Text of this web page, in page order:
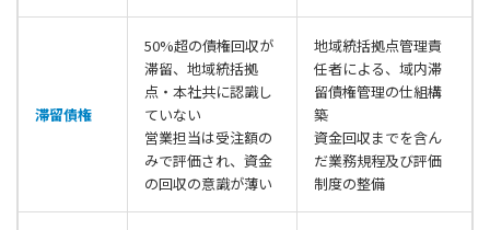
滞留債権
50%超の債権回収が
滞留、地域統括拠
点・本社共に認識し
ていない
営業担当は受注額の
みで評価され、資金
の回収の意識が薄い
地域統括拠点管理責
任者による、域内滞
留債権管理の仕組構
築
資金回収までを含ん
だ業務規程及び評価
制度の整備